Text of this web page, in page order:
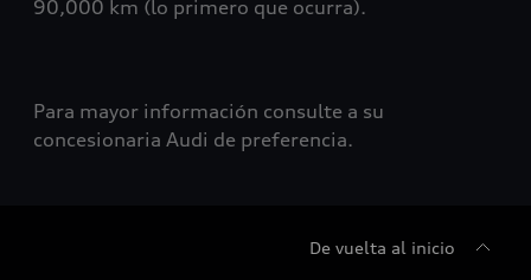
90,000 km (lo primero que ocurra).
Para mayor información consulte a su
concesionaria Audi de preferencia.
De vuelta al inicio